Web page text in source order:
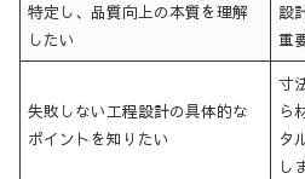
特定し、品質向上の本質を理解
したい
設
重
失敗しない工程設計の具体的な
ポイントを知りたい
寸
ら
タ
し